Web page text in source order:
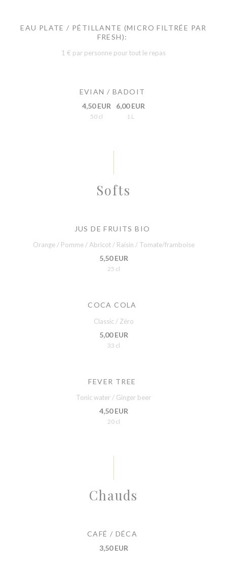
EAU PLATE / PÉTILLANTE (MICRO FILTRÉE PAR
FRESH):
1 € par personne pour tout le repas
EVIAN / BADOIT
4,50 EUR
50 cl
6,00 EUR
1 L
Softs
JUS DE FRUITS BIO
Orange / Pomme / Abricot / Raisin / Tomate/framboise
5,50 EUR
25 cl
COCA COLA
Classic / Zéro
5,00 EUR
33 cl
FEVER TREE
Tonic water / Ginger beer
4,50 EUR
20 cl
Chauds
CAFÉ / DÉCA
3,50 EUR